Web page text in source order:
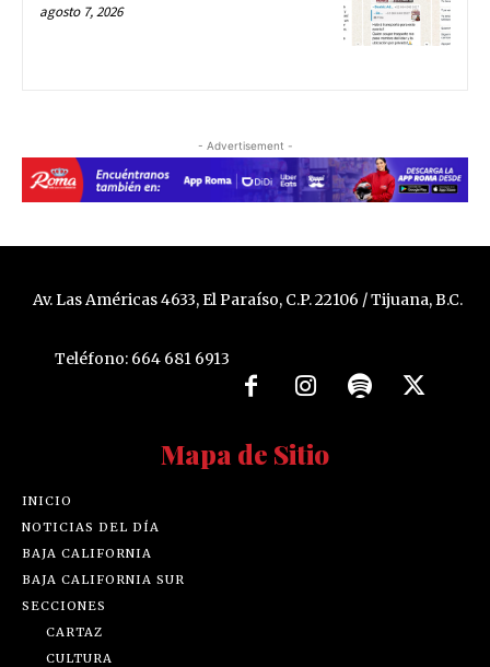
agosto 7, 2026
- Advertisement -
Av. Las Américas 4633, El Paraíso, C.P. 22106 / Tijuana, B.C.
Teléfono: 664 681 6913
Mapa de Sitio
INICIO
NOTICIAS DEL DÍA
BAJA CALIFORNIA
BAJA CALIFORNIA SUR
SECCIONES
CARTAZ
CULTURA